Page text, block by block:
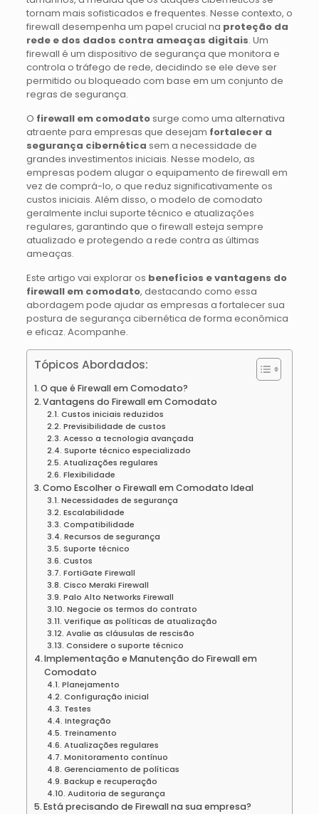
tornam mais sofisticados e frequentes. Nesse contexto, o
firewall desempenha um papel crucial na proteção da
rede e dos dados contra ameaças digitais. Um
firewall é um dispositivo de segurança que monitora e
controla o tráfego de rede, decidindo se ele deve ser
permitido ou bloqueado com base em um conjunto de
regras de segurança.
O firewall em comodatosurge como uma alternativa
atraente para empresas que desejam fortalecer a
segurança cibernética sem a necessidade de
grandes investimentos iniciais. Nesse modelo, as
empresas podem alugar o equipamento de firewall em
vez de comprá-lo, o que reduz significativamente os
custos iniciais. Além disso, o modelo de comodato
geralmente inclui suporte técnico e atualizações
regulares, garantindo que o firewall esteja sempre
atualizado e protegendo a rede contra as últimas
ameaças.
Este artigo vai explorar os benefícios e vantagens do
firewall em comodato, destacando como essa
abordagem pode ajudar as empresas a fortalecer sua
postura de segurança cibernética de forma econômica
e eficaz. Acompanhe.
Tópicos Abordados:
O que é Firewall em Comodato?
Vantagens do Firewall em Comodato
Custos iniciais reduzidos
Previsibilidade de custos
Acesso a tecnologia avançada
Suporte técnico especializado
Atualizações regulares
Flexibilidade
Como Escolher o Firewall em Comodato Ideal
Necessidades de segurança
Escalabilidade
Compatibilidade
Recursos de segurança
Suporte técnico
Custos
FortiGate Firewall
Cisco Meraki Firewall
Palo Alto Networks Firewall
Negocie os termos do contrato
Verifique as políticas de atualização
Avalie as cláusulas de rescisão
Considere o suporte técnico
Implementação e Manutenção do Firewall em
Comodato
Planejamento
Configuração inicial
Testes
Integração
Treinamento
Atualizações regulares
Monitoramento contínuo
Gerenciamento de políticas
Backup e recuperação
Auditoria de segurança
Está precisando de Firewall na sua empresa?